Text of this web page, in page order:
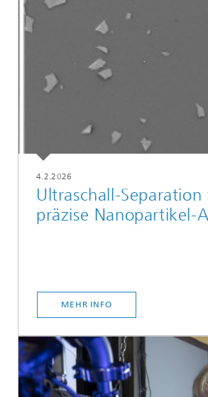
4.2.2026
Ultraschall-
präzise Nanopartikel-
MEHR INFO